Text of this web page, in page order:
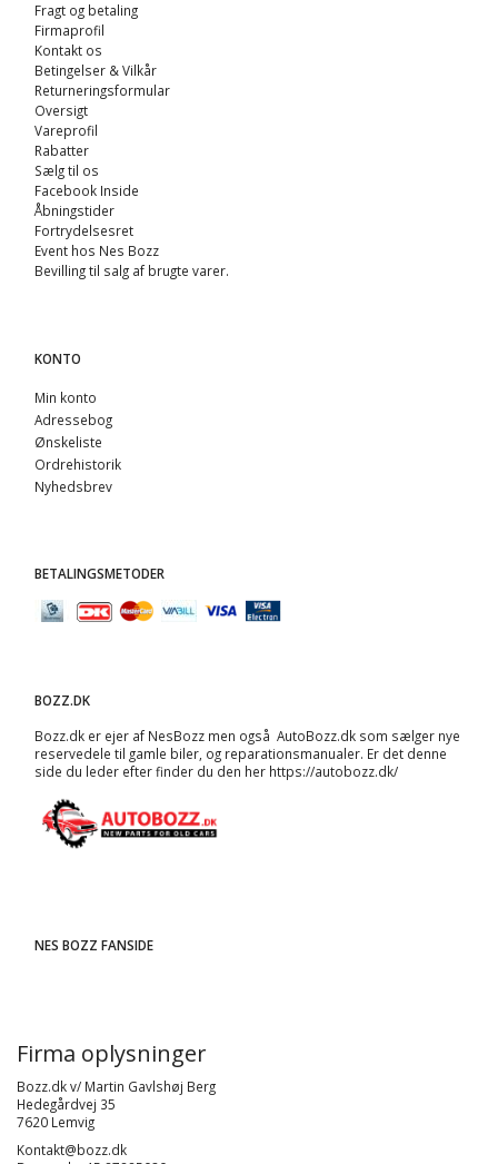
Fragt og betaling
Firmaprofil
Kontakt os
Betingelser & Vilkår
Returneringsformular
Oversigt
Vareprofil
Rabatter
Sælg til os
Facebook Inside
Åbningstider
Fortrydelsesret
Event hos Nes Bozz
Bevilling til salg af brugte varer.
KONTO
Min konto
Adressebog
Ønskeliste
Ordrehistorik
Nyhedsbrev
BETALINGSMETODER
BOZZ.DK
Bozz.dk er ejer af NesBozz men også AutoBozz.dk som sælger nye
reservedele til gamle biler, og reparationsmanualer. Er det denne
side du leder efter finder du den her https://autobozz.dk/
NES BOZZ FANSIDE
Firma oplysninger
Bozz.dk v/ Martin Gavlshøj Berg
Hedegårdvej 35
7620 Lemvig
Kontakt@bozz.dk